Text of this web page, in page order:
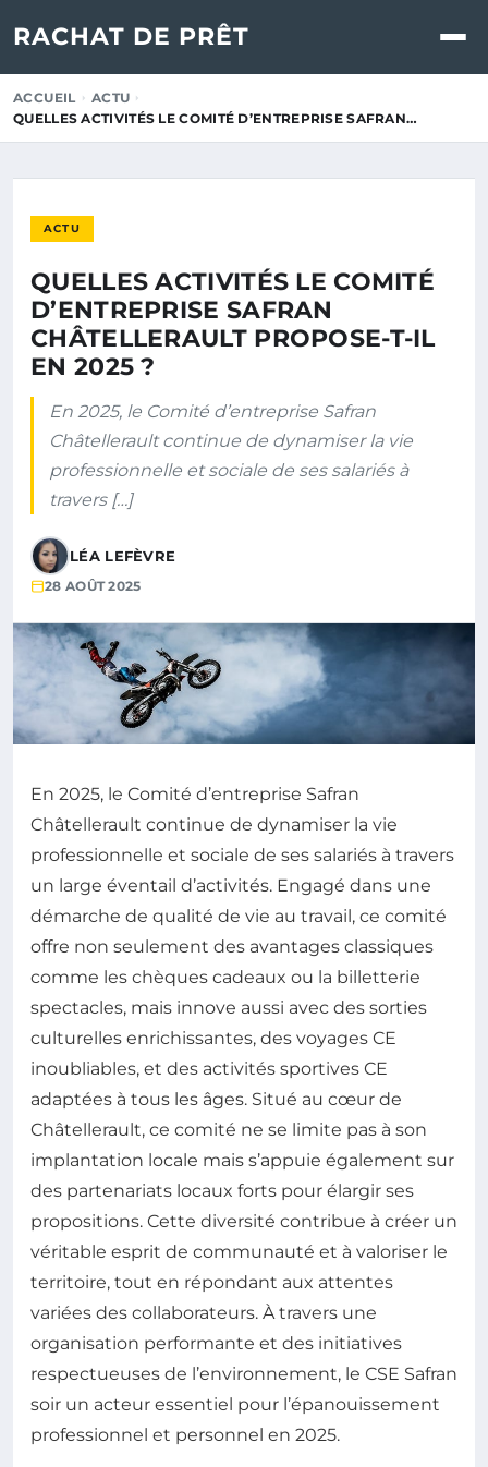
RACHAT DE PRÊT
ACCUEIL
ACTU
QUELLES ACTIVITÉS LE COMITÉ D’ENTREPRISE SAFRAN…
ACTU
QUELLES ACTIVITÉS LE COMITÉ
D’ENTREPRISE SAFRAN
CHÂTELLERAULT PROPOSE-T-IL
EN 2025 ?
En 2025, le Comité d’entreprise Safran
Châtellerault continue de dynamiser la vie
professionnelle et sociale de ses salariés à
travers […]
LÉA LEFÈVRE
28 AOÛT 2025
En 2025, le Comité d’entreprise Safran
Châtellerault continue de dynamiser la vie
professionnelle et sociale de ses salariés à travers
un large éventail d’activités. Engagé dans une
démarche de qualité de vie au travail, ce comité
offre non seulement des avantages classiques
comme les chèques cadeaux ou la billetterie
spectacles, mais innove aussi avec des sorties
culturelles enrichissantes, des voyages CE
inoubliables, et des activités sportives CE
adaptées à tous les âges. Situé au cœur de
Châtellerault, ce comité ne se limite pas à son
implantation locale mais s’appuie également sur
des partenariats locaux forts pour élargir ses
propositions. Cette diversité contribue à créer un
véritable esprit de communauté et à valoriser le
territoire, tout en répondant aux attentes
variées des collaborateurs. À travers une
organisation performante et des initiatives
respectueuses de l’environnement, le CSE Safran
soir un acteur essentiel pour l’épanouissement
professionnel et personnel en 2025.